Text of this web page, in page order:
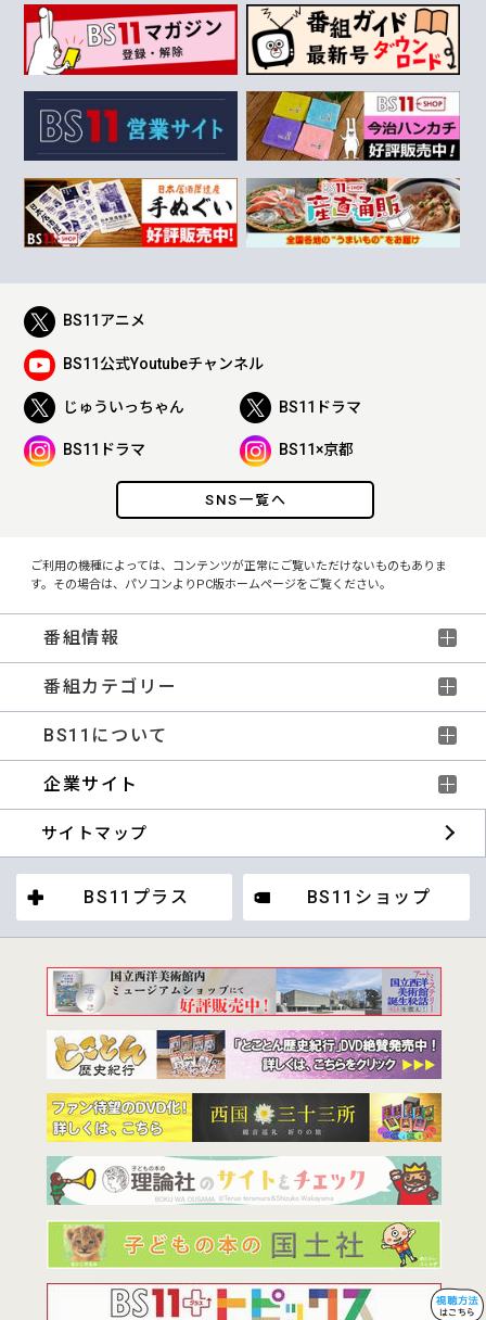
SNS一覧へ
BS11アニメ
BS11公式Youtubeチャンネル
じゅういっちゃん BS11ドラマ
BS11ドラマ BS11×京都
ご利用の機種によっては、コンテンツが正常にご覧いただけないものもありま
す。その場合は、パソコンよりPC版ホームページをご覧ください。
番組情報
番組カテゴリー
BS11について
企業サイト
サイトマップ
BS11プラス BS11ショップ